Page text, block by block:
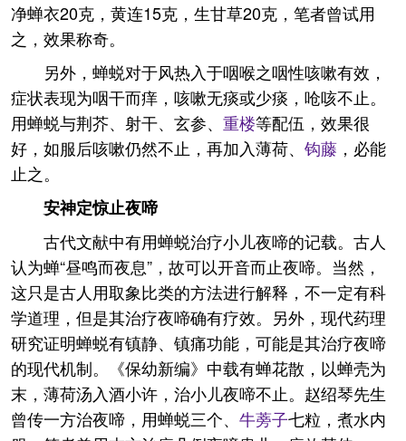
净蝉衣20克，黄连15克，生甘草20克，笔者曾试用
之，效果称奇。
另外，蝉蜕对于风热入于咽喉之咽性咳嗽有效，
症状表现为咽干而痒，咳嗽无痰或少痰，呛咳不止。
用蝉蜕与荆芥、射干、玄参、 重楼等配伍，效果很
好，如服后咳嗽仍然不止，再加入薄荷、 钩藤 ，必能
止之。
安神定惊止夜啼
古代文献中有用蝉蜕治疗小儿夜啼的记载。古人
认为蝉“昼鸣而夜息”，故可以开音而止夜啼。当然，
这只是古人用取象比类的方法进行解释，不一定有科
学道理，但是其治疗夜啼确有疗效。另外，现代药理
研究证明蝉蜕有镇静、镇痛功能，可能是其治疗夜啼
的现代机制。《保幼新编》中载有蝉花散，以蝉壳为
末，薄荷汤入酒小许，治小儿夜啼不止。赵绍琴先生
曾传一方治夜啼，用蝉蜕三个、 牛蒡子七粒，煮水内